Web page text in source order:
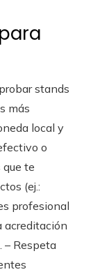
stands
más
local y
o
que te
(ej.:
profesional
acreditación
– Respeta